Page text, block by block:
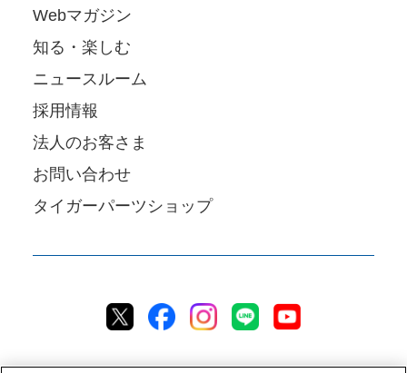
Webマガジン
知る・楽しむ
ニュースルーム
採用情報
法人のお客さま
お問い合わせ
タイガーパーツショップ